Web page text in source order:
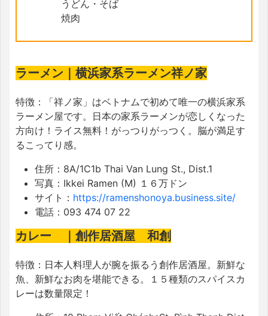
うどん・そば
焼肉
ラーメン｜横浜家系ラーメン祥ノ家
特徴：
「祥ノ家」はベトナムで初めて唯一の横浜家系
ラーメン屋です。日本の家系ラーメンが恋しくなった
方向け！ライス無料！がっつりがっつく。脳が満足す
るこってり感。
住所： 8A/1C1b Thai Van Lung St., Dist.1
写真：Ikkei Ramen (M) １６万ドン
サイト： https://ramenshonoya.business.site/
電話： 093 474 07 22
カレー ｜創作居酒屋 和創
特徴： 日本人料理人が腕を振るう創作居酒屋。新鮮な
魚、新鮮なお肉を堪能できる。１５種類のスパイスカ
レーは数量限定！